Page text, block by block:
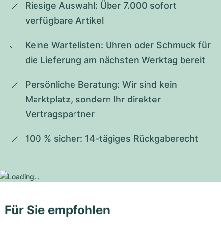
Riesige Auswahl: Über 7.000 sofort
verfügbare Artikel
Keine Wartelisten: Uhren oder Schmuck für
die Lieferung am nächsten Werktag bereit
Persönliche Beratung: Wir sind kein
Marktplatz, sondern Ihr direkter
Vertragspartner
100 % sicher: 14-tägiges Rückgaberecht
Für Sie empfohlen